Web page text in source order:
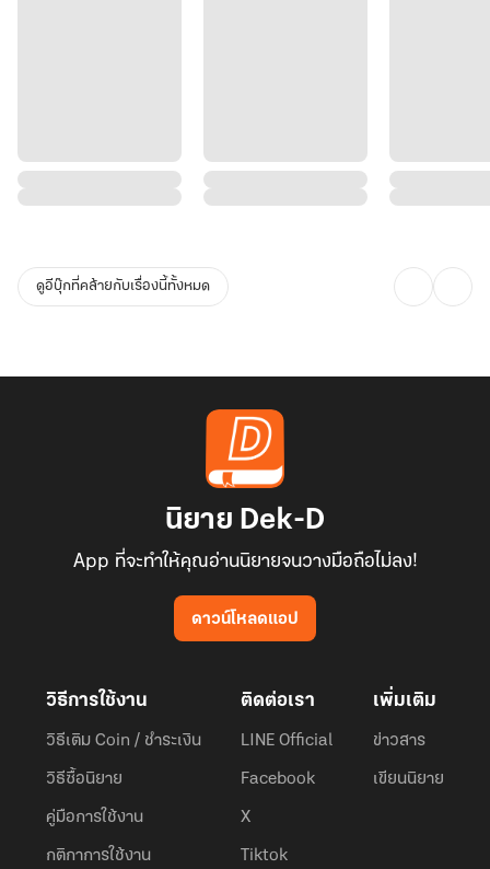
ดูอีบุ๊กที่คล้ายกับเรื่องนี้ทั้งหมด
นิยาย Dek-D
App ที่จะทำให้คุณอ่านนิยายจนวางมือถือไม่ลง!
ดาวน์โหลดแอป
วิธีการใช้งาน
วิธีเติม Coin / ชำระเงิน
วิธีซื้อนิยาย
คู่มือการใช้งาน
กติกาการใช้งาน
ติดต่อเรา
LINE Official
Facebook
X
Tiktok
เพิ่มเติม
ข่าวสาร
เขียนนิยาย